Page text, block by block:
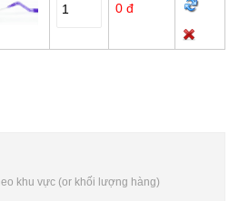
0 đ
khu vực (or khối lượng hàng)